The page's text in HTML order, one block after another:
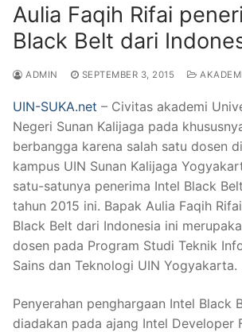
Aulia Faqih Rifai
Black Belt dari
ADMIN SEPTEMBER 3, 2015
UIN-SUKA.net – Civitas akademi
Negeri Sunan Kalijaga pada
berbangga karena salah satu dosen
kampus UIN Sunan Kalijaga
satu-satunya penerima Intel Black
tahun 2015 ini. Bapak Aulia Faqih
Black Belt dari Indonesia ini
dosen pada Program Studi Teknik
Sains dan Teknologi UIN Yogyakarta.
Penyerahan penghargaan Intel Black
diadakan pada ajang Intel Developer